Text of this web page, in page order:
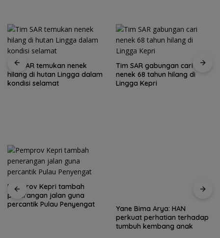
Tim SAR temukan nenek
hilang di hutan Lingga dalam
kondisi selamat
Tim SAR gabungan cari
nenek 68 tahun hilang di
Lingga Kepri
Pemprov Kepri tambah
penerangan jalan guna
percantik Pulau Penyengat
Yane Bima Arya: HAN
perkuat perhatian terhadap
tumbuh kembang anak